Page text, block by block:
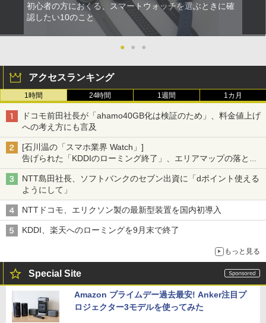
初心者の方におくる、スマートウォッチを選ぶときに確
認したい10のこと
● ● ●
アクセスランキング
1時間 24時間 1週間 1カ月
ドコモ前田社長が「ahamo40GB化は検証のため」、料金値上げ
への考え方にも言及
[石川温の「スマホ業界 Watch」]
告げられた「KDDIのローミング終了」、エリアマップの落とし
穴と楽天モバイルの課題
NTT島田社長、ソフトバンクのセブン出資に「dポイント使える
ようにして」
NTTドコモ、エリクソン製の最新型装置を国内初導入
KDDI、楽天へのローミングを9月末で終了
もっと見る
Special Site
Amazon プライムデー過去最安! Anker注目プ
ロジェクター3モデルを使ってみた